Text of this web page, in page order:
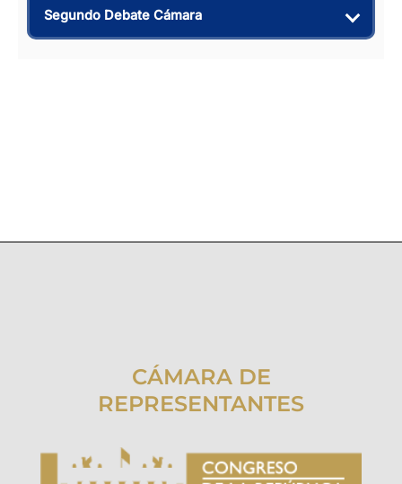
Segundo Debate Cámara
CÁMARA DE
REPRESENTANTES